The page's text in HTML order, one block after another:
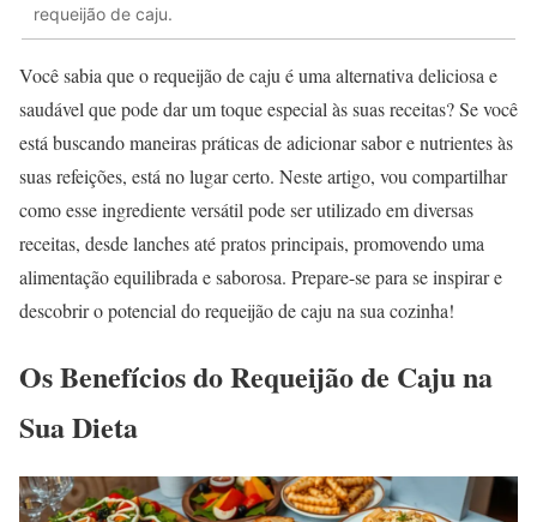
requeijão de caju.
Você sabia que o requeijão de caju é uma alternativa deliciosa e
saudável que pode dar um toque especial às suas receitas? Se você
está buscando maneiras práticas de adicionar sabor e nutrientes às
suas refeições, está no lugar certo. Neste artigo, vou compartilhar
como esse ingrediente versátil pode ser utilizado em diversas
receitas, desde lanches até pratos principais, promovendo uma
alimentação equilibrada e saborosa. Prepare-se para se inspirar e
descobrir o potencial do requeijão de caju na sua cozinha!
Os Benefícios do Requeijão de Caju na
Sua Dieta